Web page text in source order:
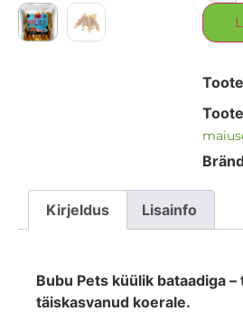
Kirjeldus Lisainfo
Bubu Pets küülik bataadiga
täiskasvanud koerale.